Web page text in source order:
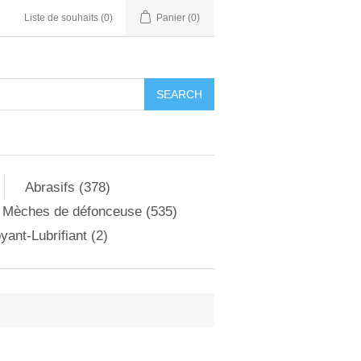
Liste de souhaits (0) Panier (0)
Abrasifs (378)
Mèches de défonceuse (535)
Lubrifiant (2)